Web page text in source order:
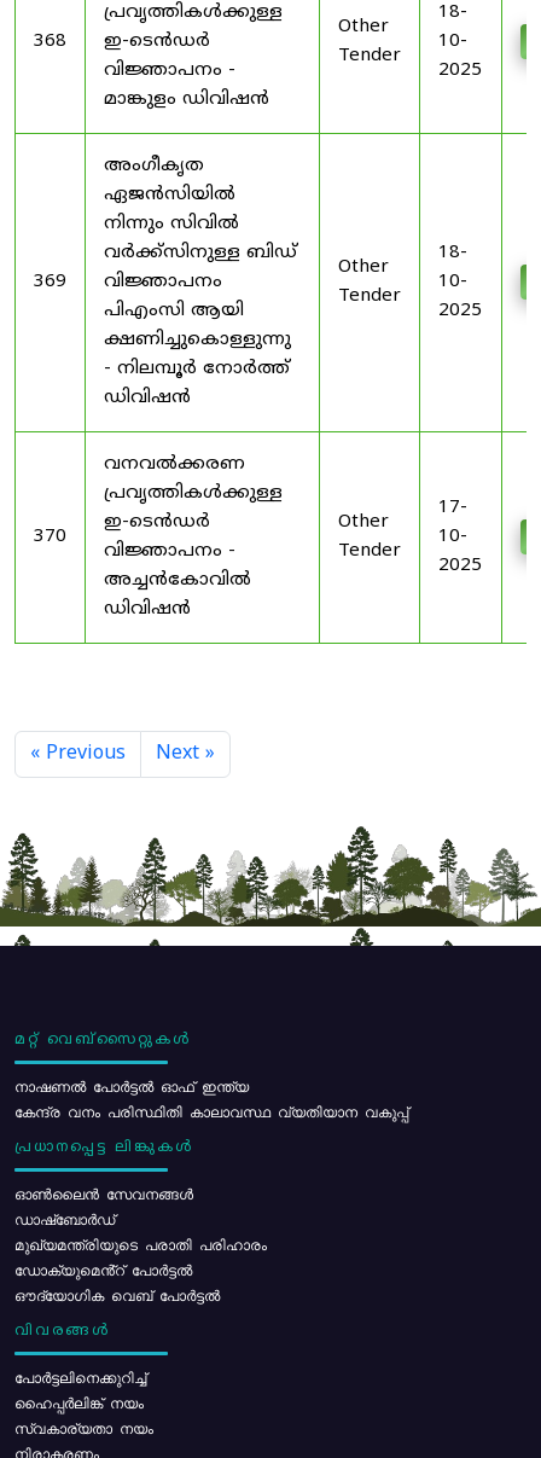
368
പ്രവൃത്തികൾക്കുള്ള
ഇ-ടെൻഡർ
വിജ്ഞാപനം -
മാങ്കുളം ഡിവിഷൻ
Other
Tender
18-
10-
2025
369
അംഗീകൃത
ഏജൻസിയിൽ
നിന്നും സിവിൽ
വർക്ക്സിനുള്ള ബിഡ്
വിജ്ഞാപനം
പിഎംസി ആയി
ക്ഷണിച്ചുകൊള്ളുന്നു
- നിലമ്പൂർ നോർത്ത്
ഡിവിഷൻ
Other
Tender
18-
10-
2025
370
വനവൽക്കരണ
പ്രവൃത്തികൾക്കുള്ള
ഇ-ടെൻഡർ
വിജ്ഞാപനം -
അച്ചൻകോവിൽ
ഡിവിഷൻ
Other
Tender
17-
10-
2025
« Previous Next »
മറ്റ് വെബ്സൈറ്റുകൾ
നാഷണൽ പോർട്ടൽ ഓഫ് ഇന്ത്യ
കേന്ദ്ര വനം പരിസ്ഥിതി കാലാവസ്ഥ വ്യതിയാന വകുപ്പ്
പ്രധാനപ്പെട്ട ലിങ്കുകൾ
ഓൺലൈൻ സേവനങ്ങൾ
ഡാഷ്ബോർഡ്
മുഖ്യമന്ത്രിയുടെ പരാതി പരിഹാരം
ഡോക്യുമെൻ്റ് പോർട്ടൽ
ഔദ്യോഗിക വെബ് പോർട്ടൽ
വിവരങ്ങൾ
പോര്‍ട്ടലിനെക്കുറിച്ച്
ഹൈപ്പർലിങ്ക് നയം
സ്വകാര്യതാ നയം
നിരാകരണം